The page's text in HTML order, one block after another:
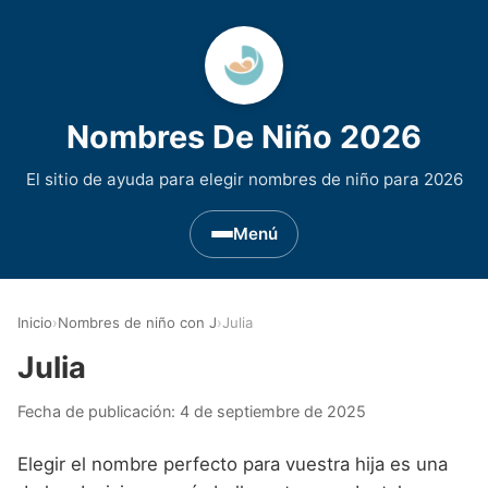
Nombres De Niño 2026
El sitio de ayuda para elegir nombres de niño para 2026
Menú
Nombres de niño que empiezan por D
Nombres de Niño Asturianos
Nombres de Niño Celtas
Inicio›Nombres de niño con J›Julia
Julia
Fecha de publicación: 4 de septiembre de 2025
Elegir el nombre perfecto para vuestra hija es una